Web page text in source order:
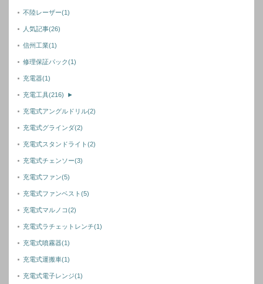
不陸レーザー(1)
人気記事(26)
信州工業(1)
修理保証パック(1)
充電器(1)
充電工具(216) ►
充電式アングルドリル(2)
充電式グラインダ(2)
充電式スタンドライト(2)
充電式チェンソー(3)
充電式ファン(5)
充電式ファンベスト(5)
充電式マルノコ(2)
充電式ラチェットレンチ(1)
充電式噴霧器(1)
充電式運搬車(1)
充電式電子レンジ(1)